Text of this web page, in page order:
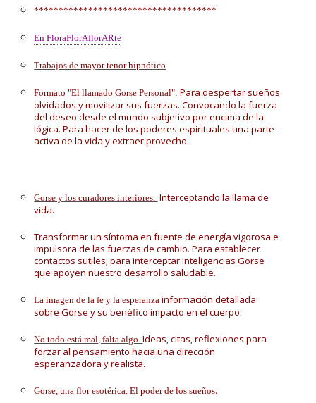
*************************************
En FloraFlorAflorARte
Trabajos de mayor tenor hipnótico
Formato "El llamado Gorse Personal":Para despertar sueños
olvidados y movilizar sus fuerzas. Convocando la fuerza
del deseo desde el mundo subjetivo por encima de la
lógica. Para hacer de los poderes espirituales una parte
activa de la vida y extraer provecho.
Gorse y los curadores interiores.
Interceptando la llama de
vida.
Transformar un síntoma en fuente de energía vigorosa e
impulsora de las fuerzas de cambio. Para establecer
contactos sutiles; para interceptar inteligencias Gorse
que apoyen nuestro desarrollo saludable.
La imagen de la fe y la esperanza información detallada
sobre Gorse y su benéfico impacto en el cuerpo.
No todo está mal, falta algo.Ideas, citas, reflexiones para
forzar al pensamiento hacia una dirección
esperanzadora y realista.
Gorse, una flor esotérica. El poder de los sueños.